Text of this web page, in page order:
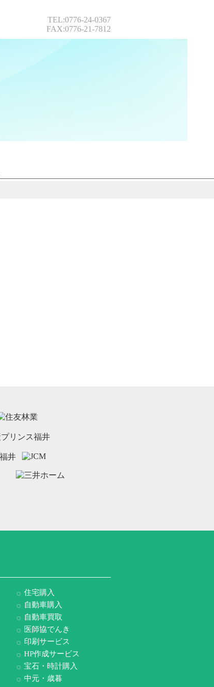
TEL:0776-24-0367
FAX:0776-21-7812
住宅購入
自動車購入
自動車買取
医師協でんき
印刷サービス
HP作成サービス
宝石・時計購入
中元・歳暮